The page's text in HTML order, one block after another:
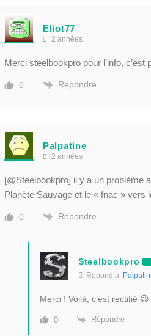
Eliot77
2 années
Merci steelbookpro pour l’info, c’est
0 Répondre
Palpatine
2 années
[@Steelbookpro] il y a un problème
Planète Sauvage et le « fnac »
0 Répondre
Steelbookpro
Répond à
Merci ! Voilà, c’est rectifié 😉
0 Répondre